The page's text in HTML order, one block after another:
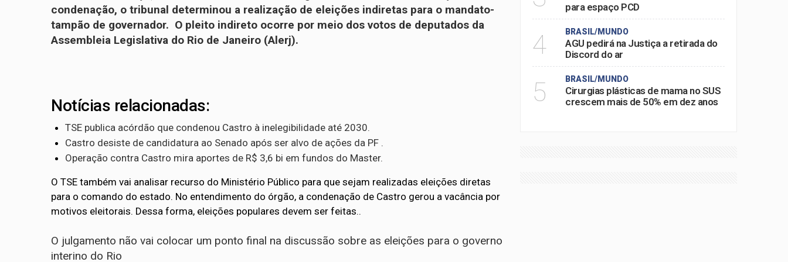
condenação, o tribunal determinou a realização de eleições indiretas para o mandato-
tampão de governador. O pleito indireto ocorre por meio dos votos de deputados da
Assembleia Legislativa do Rio de Janeiro (Alerj).
Notícias relacionadas:
TSE publica acórdão que condenou Castro à inelegibilidade até 2030.
Castro desiste de candidatura ao Senado após ser alvo de ações da PF .
Operação contra Castro mira aportes de R$ 3,6 bi em fundos do Master.
O TSE também vai analisar recurso do Ministério Público para que sejam realizadas eleições diretas
para o comando do estado. No entendimento do órgão, a condenação de Castro gerou a vacância por
motivos eleitorais. Dessa forma, eleições populares devem ser feitas..
O julgamento não vai colocar um ponto final na discussão sobre as eleições para o governo
interino do Rio
para espaço PCD
4 BRASIL/MUNDO
AGU pedirá na Justiça a retirada do
Discord do ar
5 BRASIL/MUNDO
Cirurgias plásticas de mama no SUS
crescem mais de 50% em dez anos